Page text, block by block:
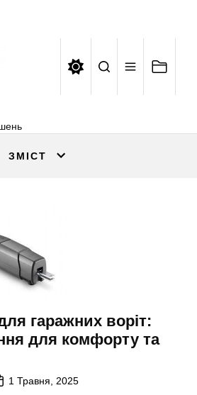
ЗМІСТ
гаражних воріт:
для комфорту та
1 Травня, 2025